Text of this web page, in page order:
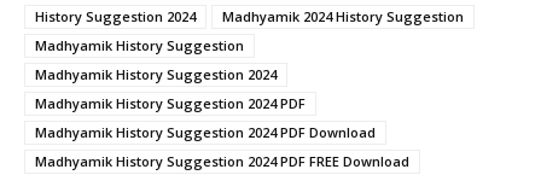
History Suggestion 2024
Madhyamik 2024 History Suggestion
Madhyamik History Suggestion
Madhyamik History Suggestion 2024
Madhyamik History Suggestion 2024 PDF
Madhyamik History Suggestion 2024 PDF Download
Madhyamik History Suggestion 2024 PDF FREE Download